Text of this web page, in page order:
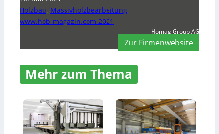
Holzbau, Massivholzbearbeitung
www.hob-magazin.com 2021
Homag Group AG
Zur Firmenwebsite
Mehr zum Thema